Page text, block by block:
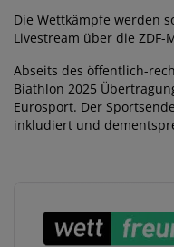
Die Wettkämpfe werden
Livestream über die ZDF-
Abseits des öffentlich-
Biathlon 2025
Eurosport. Der
inkludiert und